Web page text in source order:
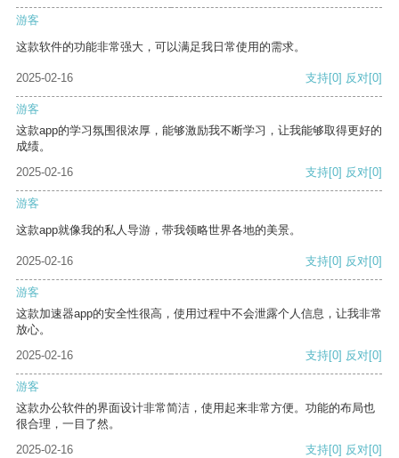
游客
这款软件的功能非常强大，可以满足我日常使用的需求。
2025-02-16 支持[0] 反对[0]
游客
这款app的学习氛围很浓厚，能够激励我不断学习，让我能够取得更好的
成绩。
2025-02-16
支持[0] 反对[0]
游客
这款app就像我的私人导游，带我领略世界各地的美景。
2025-02-16 支持[0] 反对[0]
游客
这款加速器app的安全性很高，使用过程中不会泄露个人信息，让我非常
放心。
2025-02-16
支持[0] 反对[0]
游客
这款办公软件的界面设计非常简洁，使用起来非常方便。功能的布局也
很合理，一目了然。
2025-02-16
支持[0] 反对[0]